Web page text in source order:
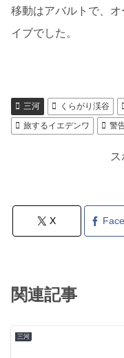
移動はアバルトで、
イブでした。
三河 くらがり渓谷
旅するイエデンワ
警
X
関連記事
三河